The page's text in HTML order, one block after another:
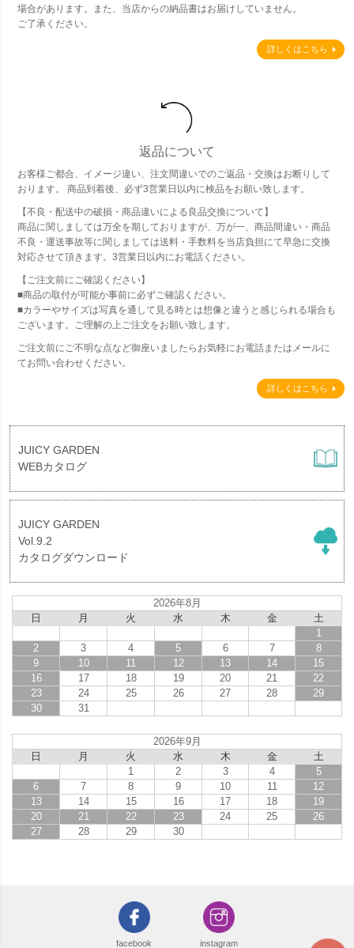
場合があります。また、当店からの納品書はお届けしていません。
ご了承ください。
詳しくはこちら
返品について
お客様ご都合、イメージ違い、注文間違いでのご返品・交換はお断りして
おります。 商品到着後、必ず3営業日以内に検品をお願い致します。
【不良・配送中の破損・商品違いによる良品交換について】
商品に関しましては万全を期しておりますが、万が一、商品間違い・商品
不良・運送事故等に関しましては送料・手数料を当店負担にて早急に交換
対応させて頂きます。3営業日以内にお電話ください。
【ご注文前にご確認ください】
■商品の取付が可能か事前に必ずご確認ください。
■カラーやサイズは写真を通して見る時とは想像と違うと感じられる場合も
ございます。ご理解の上ご注文をお願い致します。
ご注文前にご不明な点など御座いましたらお気軽にお電話またはメールに
てお問い合わせください。
詳しくはこちら
JUICY GARDEN
WEBカタログ
JUICY GARDEN
Vol.9.2
カタログダウンロード
2026年8月
日
月 火 水 木 金
土
1
2
3 4 5 6 7
8
9
10 11 12 13 14
15
16
17 18 19 20 21
22
23
24 25 26 27 28
29
30
31
2026年9月
日
月 火 水 木 金
土
1
2 3 4
5
6
7 8 9 10 11
12
13
14 15 16 17 18
19
20
21 22 23 24 25
26
27
28 29 30
facebook instagram